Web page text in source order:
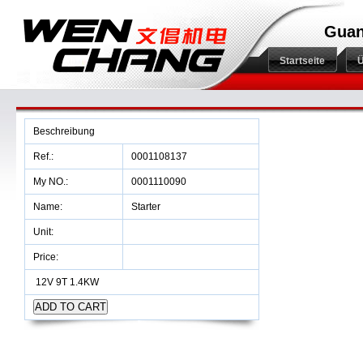
Startseite
Beschreibung
Ref.: 0001108137
My NO.: 0001110090
Name: Starter
Unit:
Price:
12V 9T 1.4KW